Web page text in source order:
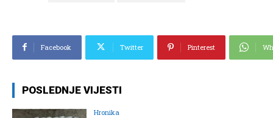
Facebook Twitter Pinterest
POSLEDNJE VIJESTI
Hronika